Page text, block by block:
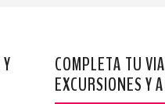
COMPLETA TU
EXCURSIONES Y